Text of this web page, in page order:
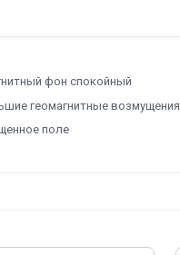
фон спокойный
геомагнитные возмущения
поле